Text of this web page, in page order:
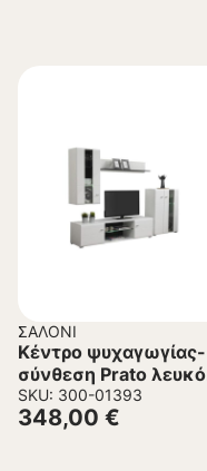
ΣΑΛΌΝΙ
Κέντρο ψυχαγωγίας-
σύνθεση Prato λευκό
μαύρο λευκή λάκα
264x41x182 εκ
SKU: 300-01393
348,00 €